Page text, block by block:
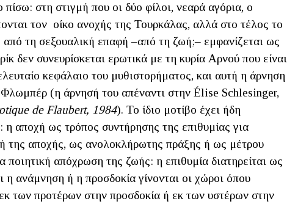
στη στιγμή που οι δύο φίλοι, νεαρά αγόρια, ο
τον οίκο ανοχής της Τουρκάλας, αλλά στο τέλος το
τη σεξουαλική επαφή –από τη ζωή;– εμφανίζεται ως
δεν συνευρίσκεται ερωτικά με τη κυρία Αρνού που είναι
κεφάλαιο του μυθιστορήματος, και αυτή η άρνηση
Φλωμπέρ (η άρνησή του απέναντι στην Élise Schlesinger,
de Flaubert, 1984). Το ίδιο μοτίβο έχει ήδη
η αποχή ως τρόπος συντήρησης της επιθυμίας για
της αποχής, ως ανολοκλήρωτης πράξης ή ως μέτρου
ποιητική απόχρωση της ζωής: η επιθυμία διατηρείται ως
η ανάμνηση ή η προσδοκία γίνονται οι χώροι όπου
των προτέρων στην προσδοκία ή εκ των υστέρων στην